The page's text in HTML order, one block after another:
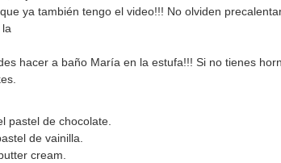
ya también tengo el video!!! No olviden
hacer a baño María en la estufa!!! Si no tienes
pastel de chocolate.
de vainilla.
cream.